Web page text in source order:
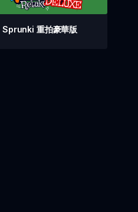
Sprunki 重拍豪華版